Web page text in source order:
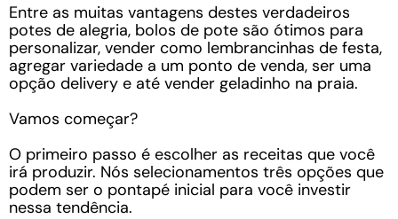
Entre as muitas vantagens destes verdadeiros
potes de alegria, bolos de pote são ótimos para
personalizar, vender como lembrancinhas de festa,
agregar variedade a um ponto de venda, ser uma
opção delivery e até vender geladinho na praia.
Vamos começar?
O primeiro passo é escolher as receitas que você
irá produzir. Nós selecionamentos três opções que
podem ser o pontapé inicial para você investir
nessa tendência.